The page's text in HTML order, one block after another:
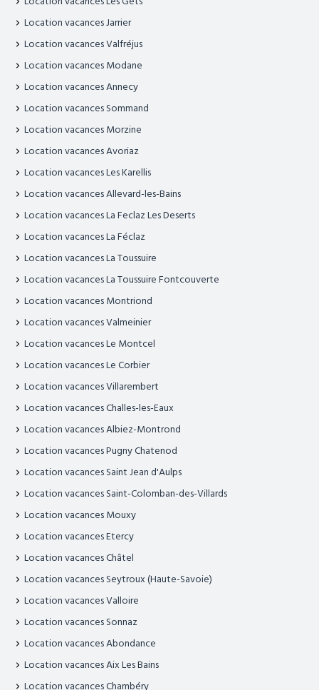
Location vacances Jarrier
Location vacances Valfréjus
Location vacances Modane
Location vacances Annecy
Location vacances Sommand
Location vacances Morzine
Location vacances Avoriaz
Location vacances Les Karellis
Location vacances Allevard-les-Bains
Location vacances La Feclaz Les Deserts
Location vacances La Féclaz
Location vacances La Toussuire
Location vacances La Toussuire Fontcouverte
Location vacances Montriond
Location vacances Valmeinier
Location vacances Le Montcel
Location vacances Le Corbier
Location vacances Villarembert
Location vacances Challes-les-Eaux
Location vacances Albiez-Montrond
Location vacances Pugny Chatenod
Location vacances Saint Jean d'Aulps
Location vacances Saint-Colomban-des-Villards
Location vacances Mouxy
Location vacances Etercy
Location vacances Châtel
Location vacances Seytroux (Haute-Savoie)
Location vacances Valloire
Location vacances Sonnaz
Location vacances Abondance
Location vacances Aix Les Bains
Location vacances Chambéry